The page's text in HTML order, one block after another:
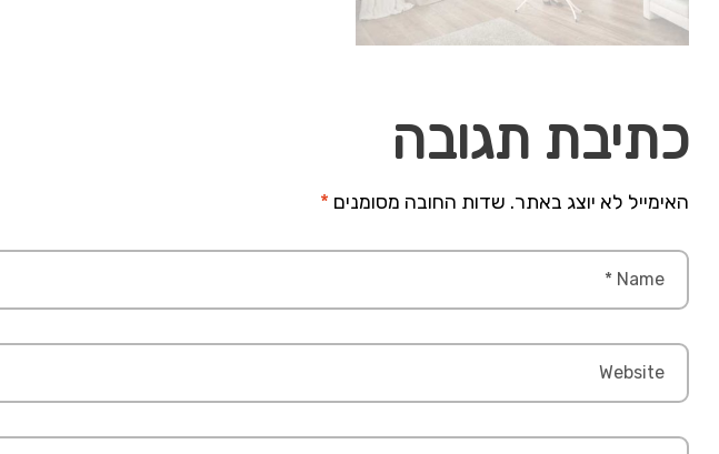
כתיבת תגובה
האימייל לא יוצג באתר. שדות החובה מסומנים *